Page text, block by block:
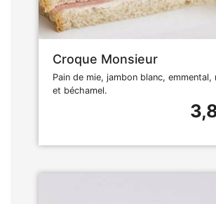
Croque Monsieur
Pain de mie, jambon blanc, emmental,
et béchamel.